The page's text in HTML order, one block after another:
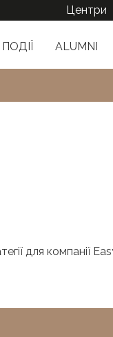
ПОДІЇ ALUMNI
Центри
для компанії